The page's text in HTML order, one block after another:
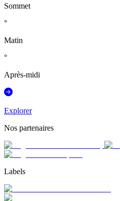
Sommet
°
Matin
°
Après-midi
Explorer
Nos partenaires
Labels